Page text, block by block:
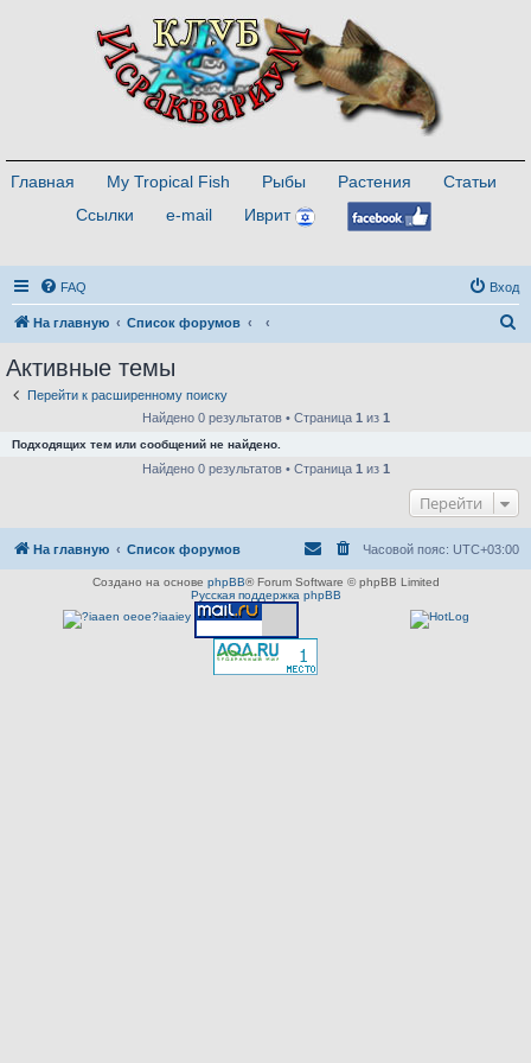
Главная My Tropical Fish Рыбы Растения
Статьи
Ссылки
e-mail Иврит
FAQ Вход
На главную Список форумов
Активные темы
Перейти к расширенному поиску
Найдено 0 результатов • Страница 1 из 1
Подходящих тем или сообщений не найдено.
Найдено 0 результатов • Страница 1 из 1
Перейти
На главную Список форумов Часовой пояс: UTC+03:00
Создано на основе phpBB® Forum Software © phpBB Limited
Русская поддержка phpBB